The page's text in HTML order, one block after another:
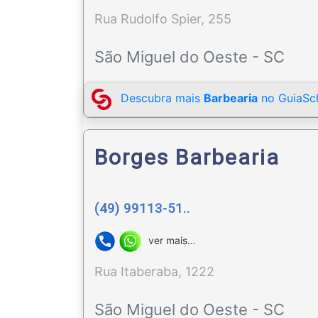
Rua Rudolfo Spier, 255
São Miguel do Oeste - SC
Descubra mais Barbearia no
Borges Barbearia
(49) 99113-51..
ver mais...
Rua Itaberaba, 1222
São Miguel do Oeste - SC